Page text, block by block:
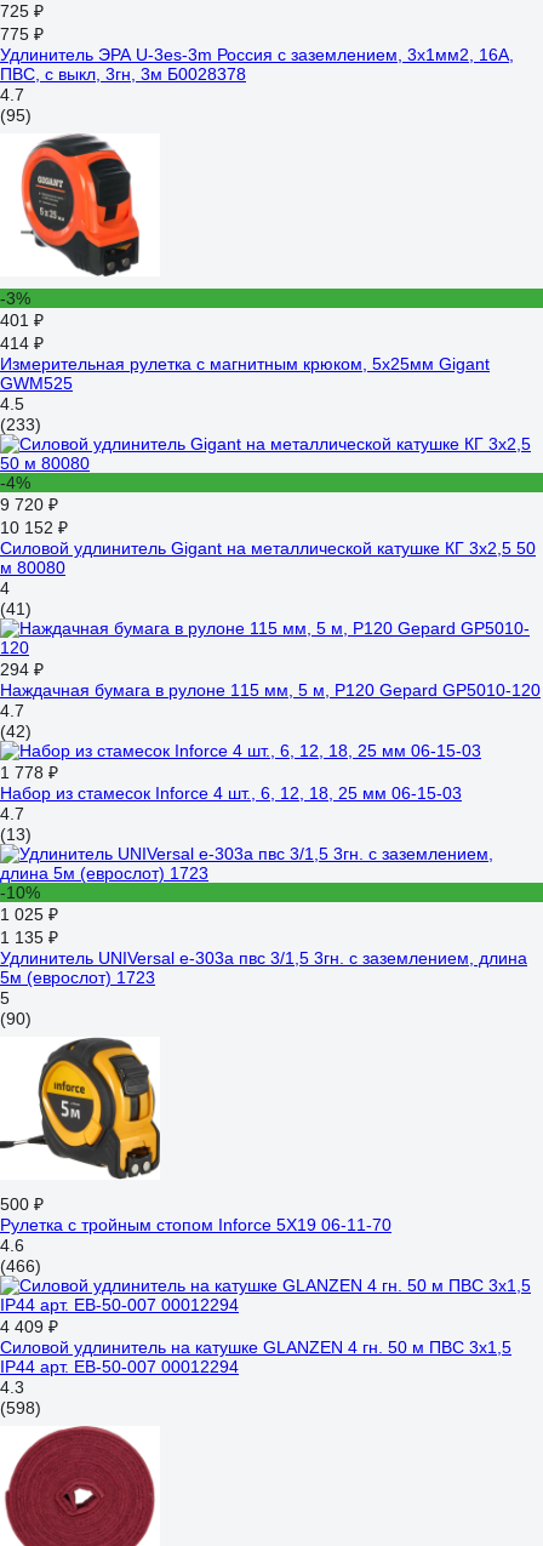
725 ₽
775 ₽
Удлинитель ЭРА U-3es-3m Россия с заземлением, 3x1мм2, 16A,
ПВС, с выкл, 3гн, 3м Б0028378
4.7
(95)
-3%
401 ₽
414 ₽
Измерительная рулетка с магнитным крюком, 5x25мм Gigant
GWM525
4.5
(233)
-4%
9 720 ₽
10 152 ₽
Силовой удлинитель Gigant на металлической катушке КГ 3x2,5 50
м 80080
4
(41)
294 ₽
Наждачная бумага в рулоне 115 мм, 5 м, Р120 Gepard GP5010-120
4.7
(42)
1 778 ₽
Набор из стамесок Inforce 4 шт., 6, 12, 18, 25 мм 06-15-03
4.7
(13)
-10%
1 025 ₽
1 135 ₽
Удлинитель UNIVersal е-303а пвс 3/1,5 3гн. с заземлением, длина
5м (еврослот) 1723
5
(90)
500 ₽
Рулетка с тройным стопом Inforce 5Х19 06-11-70
4.6
(466)
4 409 ₽
Силовой удлинитель на катушке GLANZEN 4 гн. 50 м ПВС 3x1,5
IP44 арт. EB-50-007 00012294
4.3
(598)